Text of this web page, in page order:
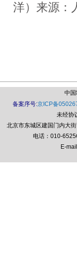
洋）来源：
中
备案序号:京ICP备
未经协
北京市东城区建国门内大
电话：010-
E-